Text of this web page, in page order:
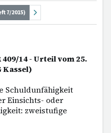
7/2015)
409/14 - Urteil vom 25.
Kassel)
Schuldunfähigkeit
Einsichts- oder
zweistufige